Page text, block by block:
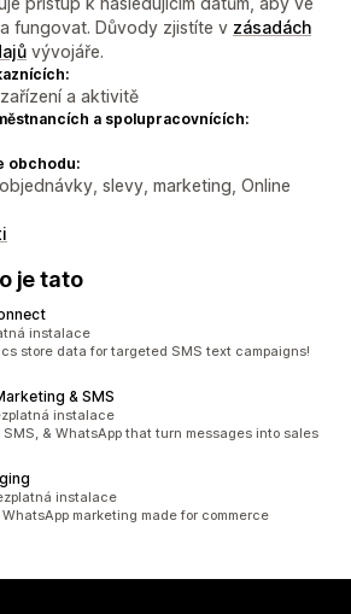
fungovat. Důvody zjistíte v zásadách
vývojáře.
a aktivitě
a spolupracovnících:
obchodu:
slevy, marketing, Online
je tato
15
instalace
store data for targeted SMS text campaigns!
& SMS
2945
instalace
SMS, & WhatsApp that turn messages into sales
4094
instalace
marketing made for commerce